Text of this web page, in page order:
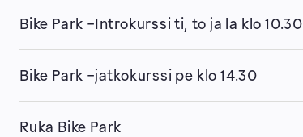
Bike Park -Introkurssi ti, to ja la klo 10.30
Bike Park -jatkokurssi pe klo 14.30
Ruka Bike Park